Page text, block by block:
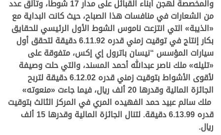
والمخصصة لهجن أبناء القبائل على مدار 17 شوطاً، وتألق عدد
من الشعارات في منافسات هذا الصباح، حيث كانت البداية مع
«الذيبة» التي انتزعت ناموس الشوط الأول الرئيسي للحقايق
بكار إنتاج في توقيت زمني قدره 6.11.92 دقيقة لتحقق أول
سيارات المؤسس “نيسان باترول إي إكس، متفوقة على
«تليله» ملك ناصر عبدالله أحمد المسند، والتي حلت وصيفة
لأقوى الأشواط بتوقيت زمني قدره 6.12.02 دقيقة لتربح
الجائزة المالية وقدرها 20 ألف ريال، فيما جاءت «منعوته»
ملك سالم عبيد حمد الفهيده المري في المركز الثالث بتوقيت
قدره 6.13.99 دقيقة. لتنال الجائزة المالية وقدرها 15 ألف
ريال.